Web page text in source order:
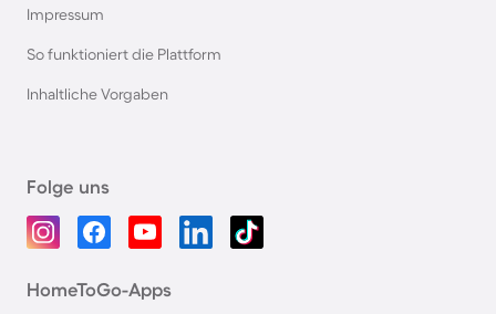
Impressum
So funktioniert die Plattform
Inhaltliche Vorgaben
Folge uns
HomeToGo-Apps